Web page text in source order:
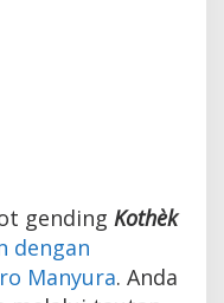
gending Kothèk
dengan
Manyura. Anda